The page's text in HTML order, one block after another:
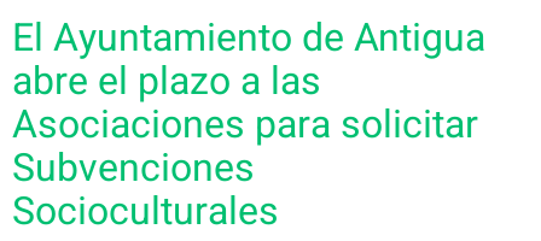
El Ayuntamiento de Antigua
abre el plazo a las
Asociaciones para solicitar
Subvenciones
Socioculturales